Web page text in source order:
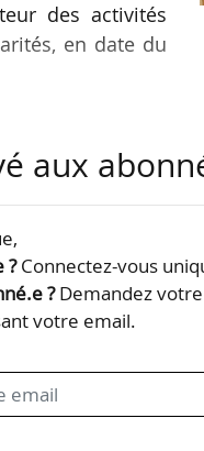
des activités
en date du
le secteur des
aux
?Connectez-vous
?Demandez
votre email.